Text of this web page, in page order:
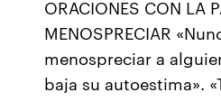
ORACIONES CON LA
MENOSPRECIAR
menospreciar a
baja su autoestima».